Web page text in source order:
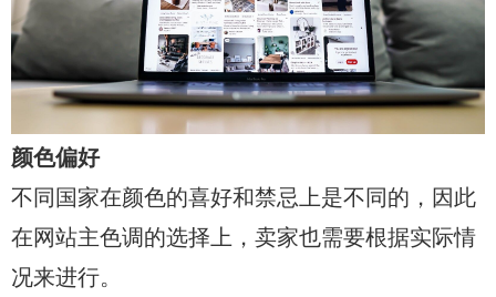
颜色偏好
不同国家在颜色的喜好和禁忌上是不同的，因此
在网站主色调的选择上，卖家也需要根据实际情
况来进行。